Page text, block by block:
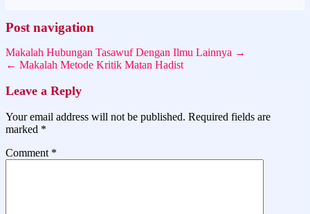
Post navigation
Makalah Hubungan Tasawuf Dengan Ilmu Lainnya →
← Makalah Metode Kritik Matan Hadist
Leave a Reply
Your email address will not be published. Required fields are
marked *
Comment *